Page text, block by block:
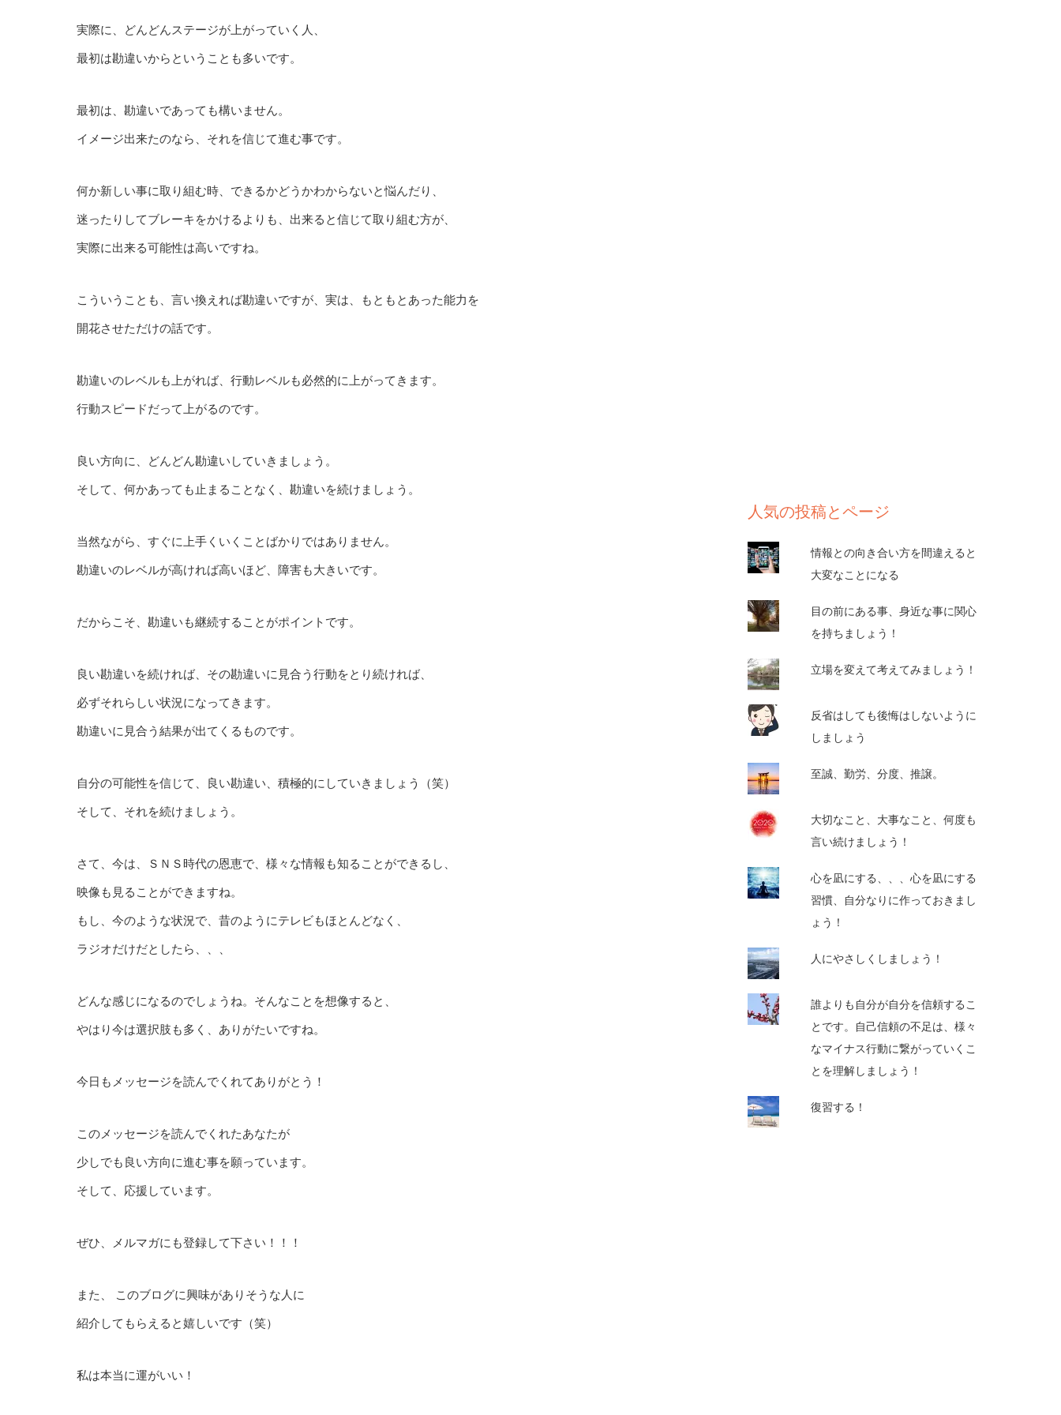
実際に、どんどんステージが上がっていく人、
最初は勘違いからということも多いです。
最初は、勘違いであっても構いません。
イメージ出来たのなら、それを信じて進む事です。
何か新しい事に取り組む時、できるかどうかわからないと悩んだり、
迷ったりしてブレーキをかけるよりも、出来ると信じて取り組む方が、
実際に出来る可能性は高いですね。
こういうことも、言い換えれば勘違いですが、実は、もともとあった能力を
開花させただけの話です。
勘違いのレベルも上がれば、行動レベルも必然的に上がってきます。
行動スピードだって上がるのです。
良い方向に、どんどん勘違いしていきましょう。
そして、何かあっても止まることなく、勘違いを続けましょう。
当然ながら、すぐに上手くいくことばかりではありません。
勘違いのレベルが高ければ高いほど、障害も大きいです。
だからこそ、勘違いも継続することがポイントです。
良い勘違いを続ければ、その勘違いに見合う行動をとり続ければ、
必ずそれらしい状況になってきます。
勘違いに見合う結果が出てくるものです。
自分の可能性を信じて、良い勘違い、積極的にしていきましょう（笑）
そして、それを続けましょう。
さて、今は、ＳＮＳ時代の恩恵で、様々な情報も知ることができるし、
映像も見ることができますね。
もし、今のような状況で、昔のようにテレビもほとんどなく、
ラジオだけだとしたら、、、
どんな感じになるのでしょうね。そんなことを想像すると、
やはり今は選択肢も多く、ありがたいですね。
今日もメッセージを読んでくれてありがとう！
このメッセージを読んでくれたあなたが
少しでも良い方向に進む事を願っています。
そして、応援しています。
ぜひ、メルマガにも登録して下さい！！！
また、 このブログに興味がありそうな人に
紹介してもらえると嬉しいです（笑）
私は本当に運がいい！
人気の投稿とページ
情報との向き合い方を間違えると
大変なことになる
目の前にある事、身近な事に関心
を持ちましょう！
立場を変えて考えてみましょう！
反省はしても後悔はしないように
しましょう
至誠、勤労、分度、推譲。
大切なこと、大事なこと、何度も
言い続けましょう！
心を凪にする、、、心を凪にする
習慣、自分なりに作っておきまし
ょう！
人にやさしくしましょう！
誰よりも自分が自分を信頼するこ
とです。自己信頼の不足は、様々
なマイナス行動に繋がっていくこ
とを理解しましょう！
復習する！